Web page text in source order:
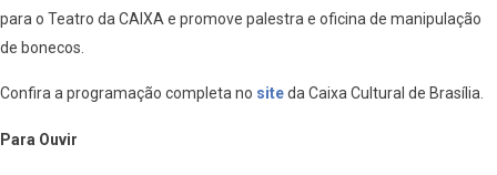
para o Teatro da CAIXA e promove palestra e oficina de manipulação
de bonecos.
Confira a programação completa no siteda Caixa Cultural de Brasília.
Para Ouvir